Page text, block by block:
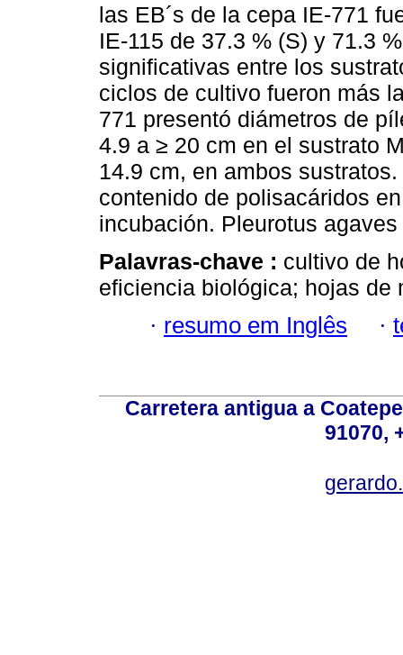
las EB´s de la cepa IE-771
IE-115 de 37.3 % (S) y 71.3
significativas entre los
ciclos de cultivo fueron más
771 presentó diámetros de
4.9 a ≥ 20 cm en el sustrato
14.9 cm, en ambos
contenido de polisacáridos
incubación. Pleurotus
Palavras-chave : cultivo de
eficiencia biológica; hojas de
· resumo em Inglês ·
Carretera antigua a
91070,